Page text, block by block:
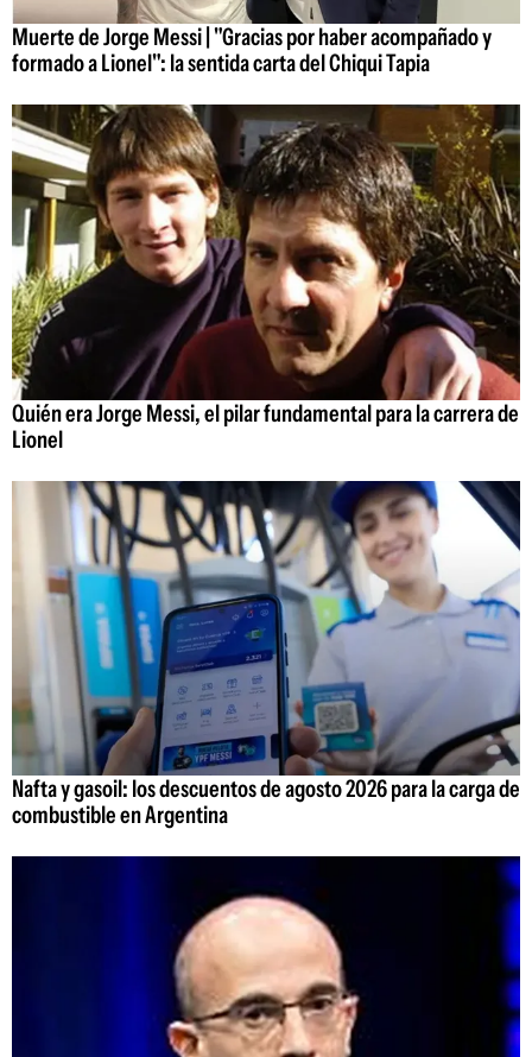
Muerte de Jorge Messi | "Gracias por haber acompañado y
formado a Lionel": la sentida carta del Chiqui Tapia
Quién era Jorge Messi, el pilar fundamental para la carrera de
Lionel
Nafta y gasoil: los descuentos de agosto 2026 para la carga de
combustible en Argentina